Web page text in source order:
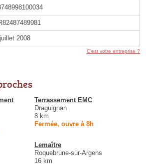
2008
C'est votre entreprise ?
Terrassement EMC
Draguignan
8 km
Fermée, ouvre à 8h
Lemaître
Roquebrune-sur-Argens
16 km